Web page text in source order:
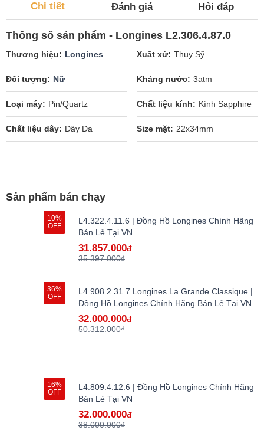
Chi tiết Đánh giá Hỏi đáp
Thông số sản phẩm - Longines L2.306.4.87.0
Thương hiệu Longines Xuất xứ Thụy Sỹ
Đối tượng Nữ Kháng nước 3atm
Loại máy Pin/Quartz Chất liệu kính Kính Sapphire
Chất liệu dây Dây Da Size mặt 22x34mm
Sản phẩm bán chạy
10%
OFF
L4.322.4.11.6 | Đồng Hồ Longines Chính Hãng
Bán Lẻ Tại VN
31.857.000đ
35.397.000₫
36%
OFF
L4.908.2.31.7 Longines La Grande Classique |
Đồng Hồ Longines Chính Hãng Bán Lẻ Tại VN
32.000.000đ
50.312.000₫
16%
OFF
L4.809.4.12.6 | Đồng Hồ Longines Chính Hãng
Bán Lẻ Tại VN
32.000.000đ
38.000.000₫